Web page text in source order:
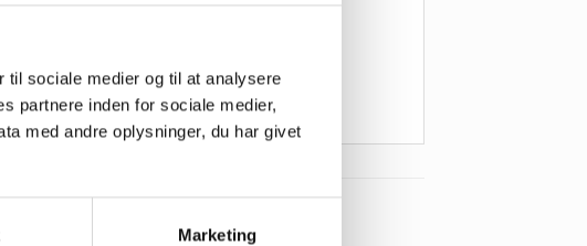
til sociale medier og til at analysere
partnere inden for sociale medier,
med andre oplysninger, du har givet
Marketing